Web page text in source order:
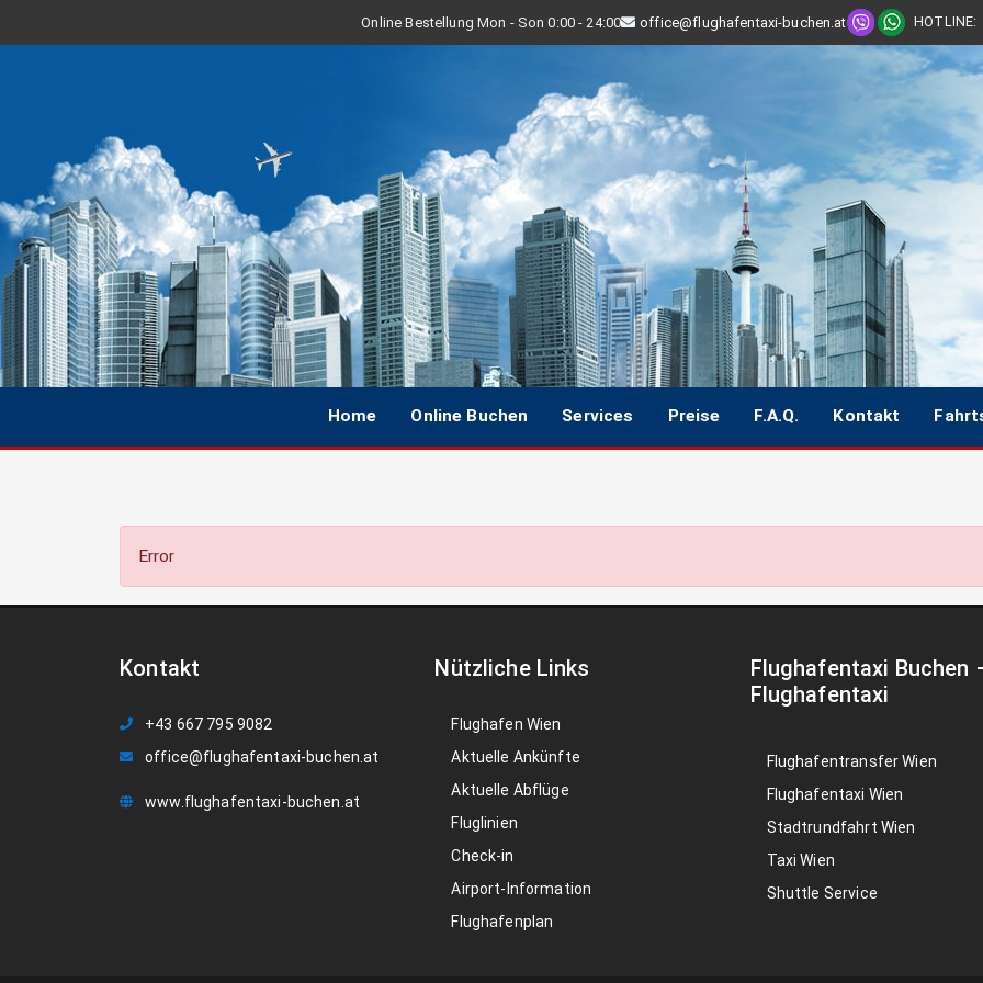
Online Bestellung Mon - Son 0:00 - 24:00 office@flughafentaxi-buchen.at HOTLINE:
Home Online Buchen Services Preise F.A.Q. Kontakt
Error
Kontakt
+43 667 795 9082
office@flughafentaxi-buchen.at
www.flughafentaxi-buchen.at
Nützliche Links
Flughafen Wien
Aktuelle Ankünfte
Aktuelle Abflüge
Fluglinien
Check-in
Airport-Information
Flughafenplan
Flughafentaxi Buchen
Flughafentaxi
Flughafentransfer Wien
Flughafentaxi Wien
Stadtrundfahrt Wien
Taxi Wien
Shuttle Service